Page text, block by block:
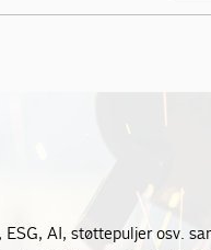
AI, støttepuljer osv.